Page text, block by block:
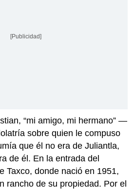
[Publicidad]
“mi amigo, mi hermano” —
sobre quien le compuso
que él no era de Juliantla,
de él. En la entrada del
Taxco, donde nació en 1951,
rancho de su propiedad. Por el